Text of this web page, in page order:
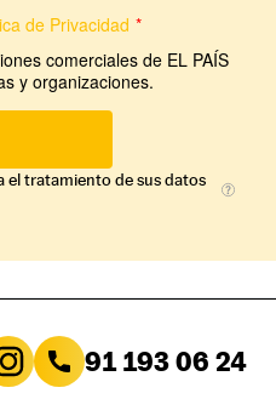
el tratamiento de sus datos
91 193 06 24